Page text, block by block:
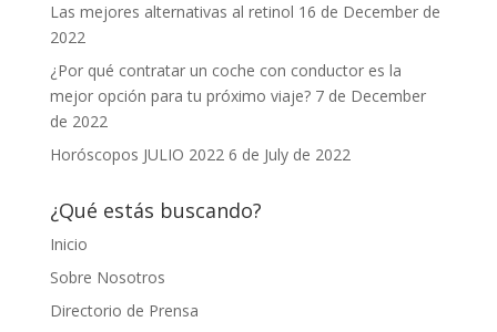
Las mejores alternativas al retinol 16 de December de
2022
¿Por qué contratar un coche con conductor es la
mejor opción para tu próximo viaje? 7 de December
de 2022
Horóscopos JULIO 2022 6 de July de 2022
¿Qué estás buscando?
Inicio
Sobre Nosotros
Directorio de Prensa